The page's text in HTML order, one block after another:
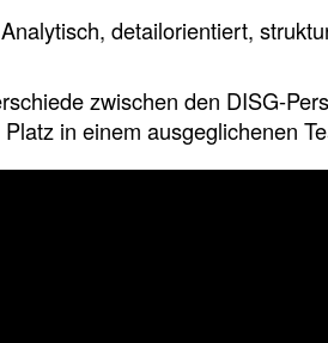
Analytisch, detailorientiert,
zwischen den DISG-
in einem ausgeglichenen